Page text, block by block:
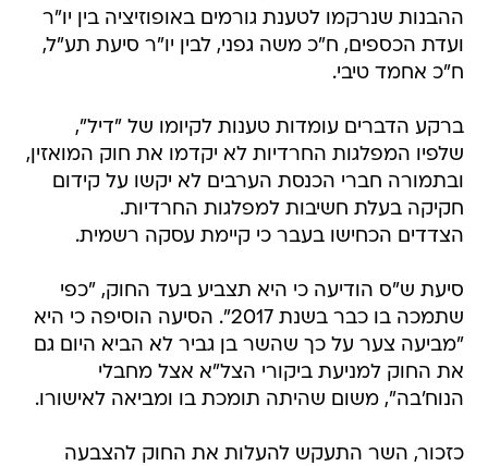
ההבנות שנרקמו לטענת גורמים באופוזיציה בין יו"ר
ועדת הכספים, ח"כ משה גפני, לבין יו"ר סיעת תע"ל,
ח"כ אחמד טיבי.
ברקע הדברים עומדות טענות לקיומו של "דיל",
שלפיו המפלגות החרדיות לא יקדמו את חוק המואזין,
ובתמורה חברי הכנסת הערבים לא יקשו על קידום
חקיקה בעלת חשיבות למפלגות החרדיות.
הצדדים הכחישו בעבר כי קיימת עסקה רשמית.
סיעת ש"ס הודיעה כי היא תצביע בעד החוק, "כפי
שתמכה בו כבר בשנת 2017". הסיעה הוסיפה כי היא
"מביעה צער על כך שהשר בן גביר לא הביא היום גם
את החוק למניעת ביקורי הצל"א אצל מחבלי
הנוח'בה", משום שהיתה תומכת בו ומביאה לאישורו.
כזכור, השר התעקש להעלות את החוק להצבעה